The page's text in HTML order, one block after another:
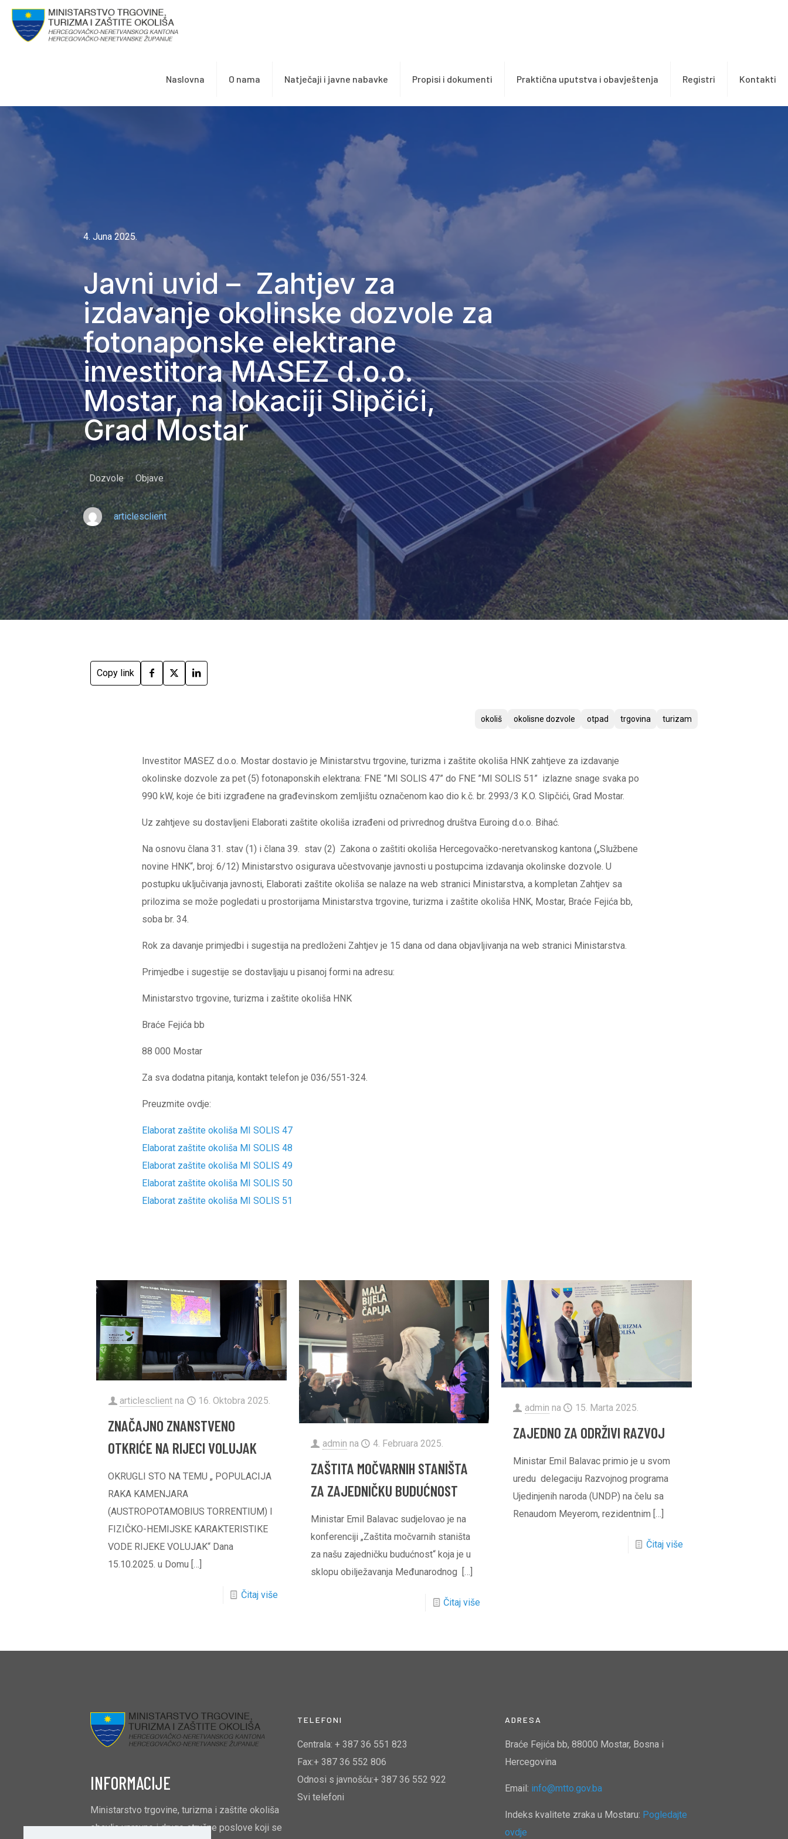
Naslovna O nama Natječaji i javne nabavke Propisi i dokumenti Praktična uputstva i obavještenja Registri Kontakti
4. Juna 2025.
Javni uvid – Zahtjev za
izdavanje okolinske dozvole za
fotonaponske elektrane
investitora MASEZ d.o.o.
Mostar, na lokaciji Slipčići,
Grad Mostar
Dozvole Objave
articlesclient
Copy link
okoliš okolisne dozvole otpad trgovina turizam
Investitor MASEZ d.o.o. Mostar dostavio je Ministarstvu trgovine, turizma i zaštite okoliša HNK zahtjeve za izdavanje
okolinske dozvole za pet (5) fotonaponskih elektrana: FNE ”MI SOLIS 47” do FNE ”MI SOLIS 51” izlazne snage svaka po
990 kW, koje će biti izgrađene na građevinskom zemljištu označenom kao dio k.č. br. 2993/3 K.O. Slipčići, Grad Mostar.
Uz zahtjeve su dostavljeni Elaborati zaštite okoliša izrađeni od privrednog društva Euroing d.o.o. Bihać.
Na osnovu člana 31. stav (1) i člana 39. stav (2) Zakona o zaštiti okoliša Hercegovačko-neretvanskog kantona („Službene
novine HNK“, broj: 6/12) Ministarstvo osigurava učestvovanje javnosti u postupcima izdavanja okolinske dozvole. U
postupku uključivanja javnosti, Elaborati zaštite okoliša se nalaze na web stranici Ministarstva, a kompletan Zahtjev sa
prilozima se može pogledati u prostorijama Ministarstva trgovine, turizma i zaštite okoliša HNK, Mostar, Braće Fejića bb,
soba br. 34.
Rok za davanje primjedbi i sugestija na predloženi Zahtjev je 15 dana od dana objavljivanja na web stranici Ministarstva.
Primjedbe i sugestije se dostavljaju u pisanoj formi na adresu:
Ministarstvo trgovine, turizma i zaštite okoliša HNK
Braće Fejića bb
88 000 Mostar
Za sva dodatna pitanja, kontakt telefon je 036/551-324.
Preuzmite ovdje:
Elaborat zaštite okoliša MI SOLIS 47
Elaborat zaštite okoliša MI SOLIS 48
Elaborat zaštite okoliša MI SOLIS 49
Elaborat zaštite okoliša MI SOLIS 50
Elaborat zaštite okoliša MI SOLIS 51
articlesclient na 16. Oktobra 2025.
ZNAČAJNO ZNANSTVENO
OTKRIĆE NA RIJECI VOLUJAK
OKRUGLI STO NA TEMU „ POPULACIJA
RAKA KAMENJARA
(AUSTROPOTAMOBIUS TORRENTIUM) I
FIZIČKO-HEMIJSKE KARAKTERISTIKE
VODE RIJEKE VOLUJAK“ Dana
15.10.2025. u Domu […]
Čitaj više
admin na 4. Februara 2025.
ZAŠTITA MOČVARNIH STANIŠTA
ZA ZAJEDNIČKU BUDUĆNOST
Ministar Emil Balavac sudjelovao je na
konferenciji „Zaštita močvarnih staništa
za našu zajedničku budućnost“ koja je u
sklopu obilježavanja Međunarodnog […]
Čitaj više
admin na 15. Marta 2025.
ZAJEDNO ZA ODRŽIVI RAZVOJ
Ministar Emil Balavac primio je u svom
uredu delegaciju Razvojnog programa
Ujedinjenih naroda (UNDP) na čelu sa
Renaudom Meyerom, rezidentnim […]
Čitaj više
INFORMACIJE
Ministarstvo trgovine, turizma i zaštite okoliša
obavlja upravne i druge stručne poslove koji se
TELEFONI
Centrala: + 387 36 551 823
Fax:+ 387 36 552 806
Odnosi s javnošću:+ 387 36 552 922
Svi telefoni
ADRESA
Braće Fejića bb, 88000 Mostar, Bosna i
Hercegovina
Email: info@mtto.gov.ba
Indeks kvalitete zraka u Mostaru: Pogledajte
ovdje